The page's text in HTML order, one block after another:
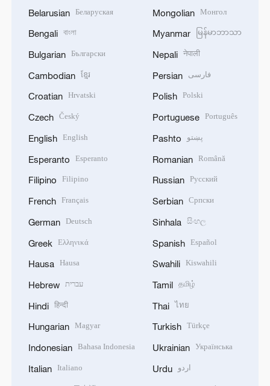
Belarusian Беларуская
Bengali বাংলা
Bulgarian Български
Cambodian ខ្មែរ
Croatian Hrvatski
Czech Český
English English
Esperanto Esperanto
Filipino Filipino
French Français
German Deutsch
Greek Ελληνικά
Hausa Hausa
Hebrew עברית
Hindi हिन्दी
Hungarian Magyar
Indonesian Bahasa Indonesia
Italian Italiano
Mongolian Монгол
Myanmar မြန်မာဘာသာ
Nepali नेपाली
Persian فارسی
Polish Polski
Portuguese Português
Pashto پښتو
Romanian Română
Russian Русский
Serbian Српски
Sinhala සිංහල
Spanish Español
Swahili Kiswahili
Tamil தமிழ்
Thai ไทย
Turkish Türkçe
Ukrainian Українська
Urdu اردو